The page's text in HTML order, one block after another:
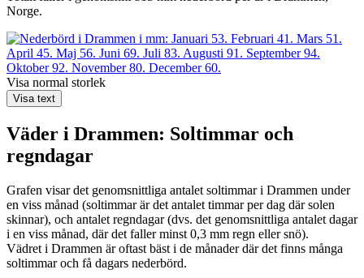
Norge.
Visa normal storlek
Visa text
Väder i Drammen: Soltimmar och
regndagar
Grafen visar det genomsnittliga antalet soltimmar i Drammen under
en viss månad (soltimmar är det antalet timmar per dag där solen
skinnar), och antalet regndagar (dvs. det genomsnittliga antalet dagar
i en viss månad, där det faller minst 0,3 mm regn eller snö).
Vädret i Drammen är oftast bäst i de månader där det finns många
soltimmar och få dagars nederbörd.